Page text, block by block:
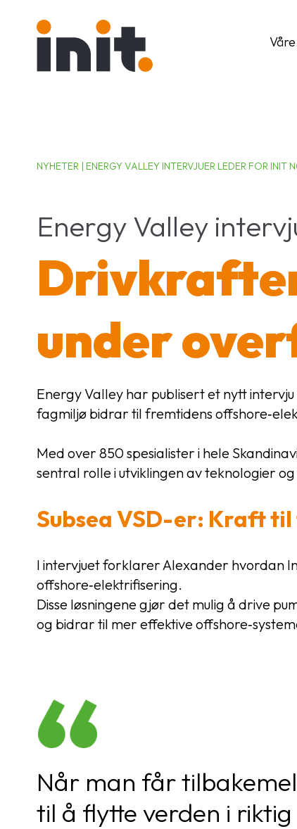
NYHETER | ENERGY VALLEY INTERVJUER LEDER FOR
Energy Valley
under
Energy Valley har publisert et nytt
fagmiljø bidrar til fremtidens
Med over 850 spesialister i hele
sentral rolle i utviklingen av teknologier
Subsea VSD-er: Kraft
I intervjuet forklarer Alexander hvordan
offshore‑elektrifisering.
Disse løsningene gjør det mulig å drive
og bidrar til mer effektive
Når man får
til å flytte verden i